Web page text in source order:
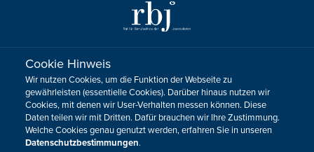
Sie haben noch Fragen oder Anmerkungen?
Impressum Datenschutz Kontakt
Barrierefreiheit
Cookie-Zustimmung anpassen
Cookie Hinweis
Wir nutzen Cookies, um die Funktion der Webseite zu
gewährleisten (essentielle Cookies). Darüber hinaus nutzen wir
Cookies, mit denen wir User-Verhalten messen können. Diese
Daten teilen wir mit Dritten. Dafür brauchen wir Ihre Zustimmung.
Welche Cookies genau genutzt werden, erfahren Sie in unseren
Datenschutzbestimmungen.